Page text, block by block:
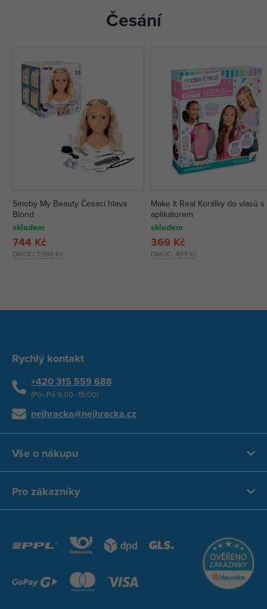
Česání
Smoby My Beauty Česací hlava
Blond
skladem
DMOC: 1 099 Kč
744 Kč
Make It Real Korálky do vlasů s
aplikátorem
skladem
DMOC:499 Kč
369 Kč
Rychlý kontakt
+420 315 559 688
(Po–Pá 9:00–15:00)
nejhracka@nejhracka.cz
Vše o nákupu
Pro zákazníky